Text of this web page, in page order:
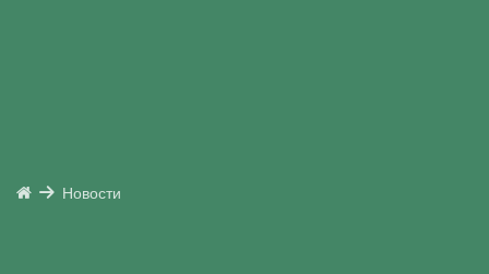
Новости